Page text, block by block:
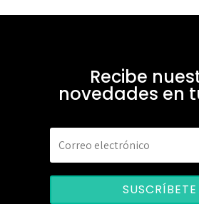
Recibe
novedades en
SUSCRÍBETE